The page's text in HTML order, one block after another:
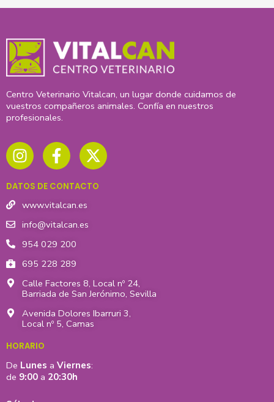
Centro Veterinario Vitalcan, un lugar donde cuidamos de
vuestros compañeros animales. Confía en nuestros
profesionales.
n
s
a
g
r
a
m
a
c
b
o
o
k
-
f
-
t
i
DATOS DE CONTACTO
www.vitalcan.es
info@vitalcan.es
954 029 200
695 228 289
Calle Factores 8, Local nº 24,
Barriada de San Jerónimo, Sevilla
Avenida Dolores Ibarruri 3,
Local nº 5, Camas
HORARIO
De Lunes a Viernes:
de 9:00 a 20:30h